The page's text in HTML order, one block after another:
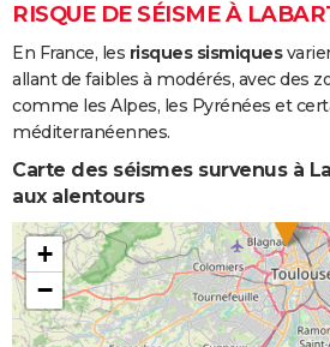
Inondations
et/ou
Coulées de
Boue
RISQUE DE SÉISME À
En France, les risques sismiques
allant de faibles à modérés, avec des
comme les Alpes, les Pyrénées et
méditerranéennes.
Carte des séismes survenus à
aux alentours
+
−